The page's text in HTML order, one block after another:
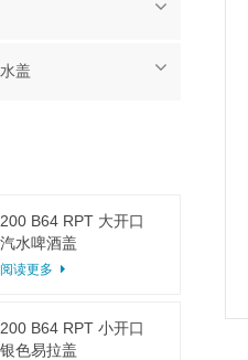
盖
200 B64 RPT 大开口
汽水啤酒盖
阅读更多
200 B64 RPT 小开口
银色易拉盖